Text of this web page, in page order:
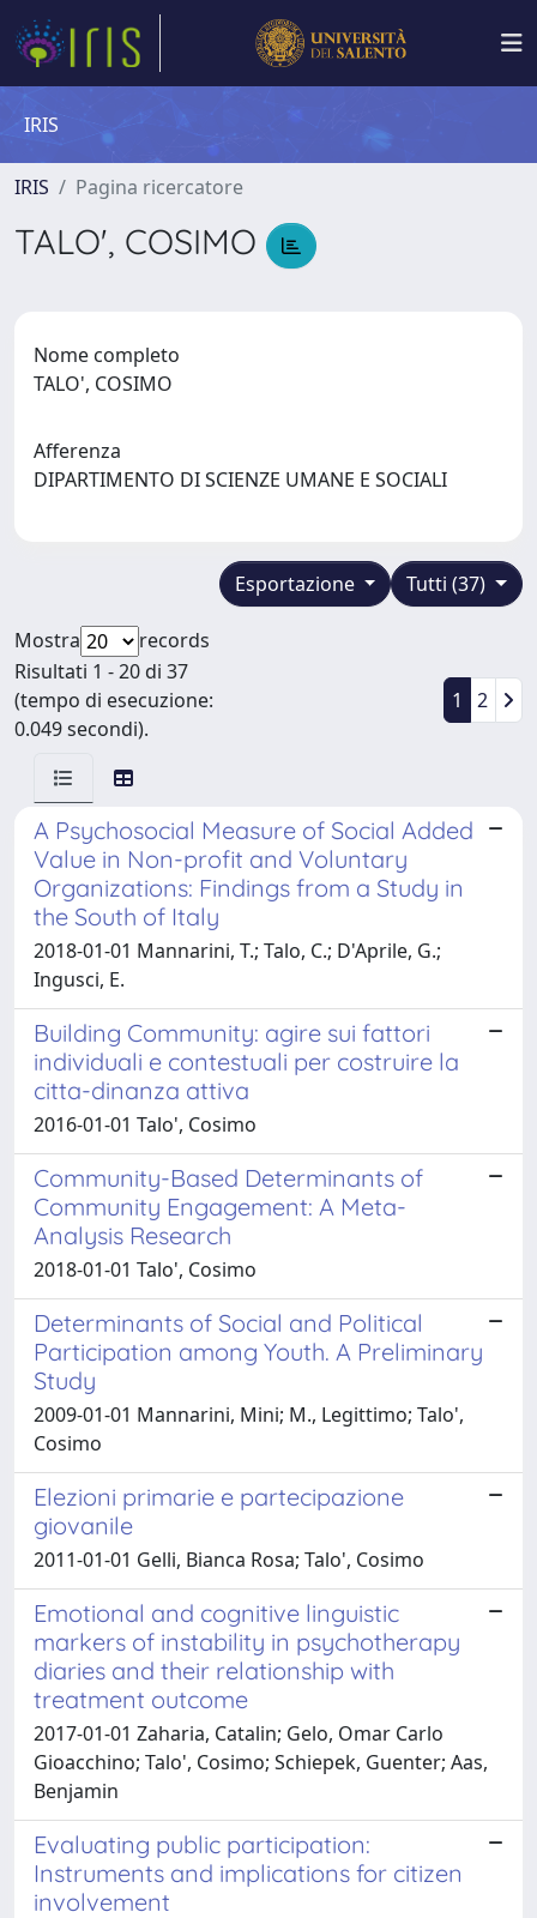
IRIS
IRIS Pagina ricercatore
TALO', COSIMO
Nome completo
TALO', COSIMO
Afferenza
DIPARTIMENTO DI SCIENZE UMANE E SOCIALI
Tutti (37)
Esportazione
Mostra
records
Risultati 1 - 20 di 37
(tempo di esecuzione:
0.049 secondi).
1 2
A Psychosocial Measure of Social Added
Value in Non-profit and Voluntary
Organizations: Findings from a Study in
the South of Italy
2018-01-01 Mannarini, T.; Talo, C.; D'Aprile, G.;
Ingusci, E.
Building Community: agire sui fattori
individuali e contestuali per costruire la
citta-dinanza attiva
2016-01-01 Talo', Cosimo
Community-Based Determinants of
Community Engagement: A Meta-
Analysis Research
2018-01-01 Talo', Cosimo
Determinants of Social and Political
Participation among Youth. A Preliminary
Study
2009-01-01 Mannarini, Mini; M., Legittimo; Talo',
Cosimo
Elezioni primarie e partecipazione
giovanile
2011-01-01 Gelli, Bianca Rosa; Talo', Cosimo
Emotional and cognitive linguistic
markers of instability in psychotherapy
diaries and their relationship with
treatment outcome
2017-01-01 Zaharia, Catalin; Gelo, Omar Carlo
Gioacchino; Talo', Cosimo; Schiepek, Guenter; Aas,
Benjamin
Evaluating public participation:
Instruments and implications for citizen
involvement